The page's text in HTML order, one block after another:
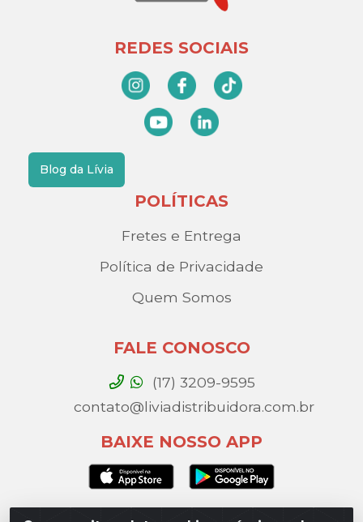
REDES SOCIAIS
Blog da Lívia
POLÍTICAS
Fretes e Entrega
Política de Privacidade
Quem Somos
FALE CONOSCO
(17) 3209-9595
contato@liviadistribuidora.com.br
BAIXE NOSSO APP